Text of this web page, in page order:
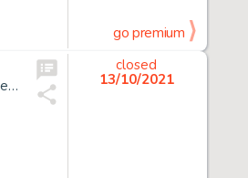
go premium
*Enki Bilal Né En 1951 La Trilogie Nikopol - Tome 3 Froid Équateur Encre de Chine, Gouache Et Crayon Pour La Planche 20 de...
closed
13/10/2021